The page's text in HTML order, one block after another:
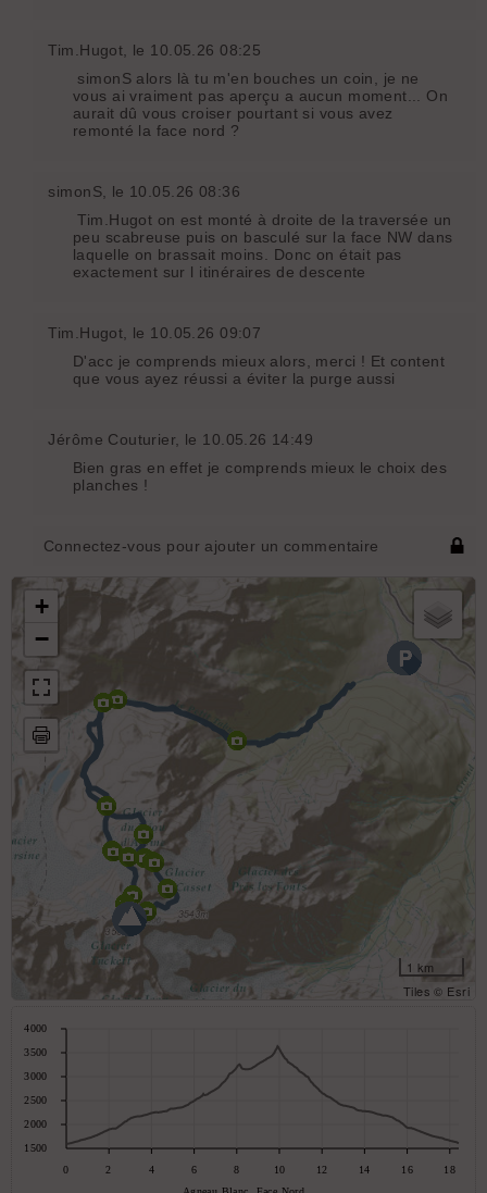
Tim.Hugot, le 10.05.26 08:25
simonS alors là tu m'en bouches un coin, je ne
vous ai vraiment pas aperçu a aucun moment... On
aurait dû vous croiser pourtant si vous avez
remonté la face nord ?
simonS, le 10.05.26 08:36
Tim.Hugot on est monté à droite de la traversée un
peu scabreuse puis on basculé sur la face NW dans
laquelle on brassait moins. Donc on était pas
exactement sur l itinéraires de descente
Tim.Hugot, le 10.05.26 09:07
D'acc je comprends mieux alors, merci ! Et content
que vous ayez réussi a éviter la purge aussi
Jérôme Couturier, le 10.05.26 14:49
Bien gras en effet je comprends mieux le choix des
planches !
Connectez-vous pour ajouter un commentaire
+
−
1 km
Tiles © Esri